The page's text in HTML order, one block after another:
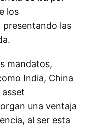
los
las
mandatos,
India, China
una ventaja
al ser esta